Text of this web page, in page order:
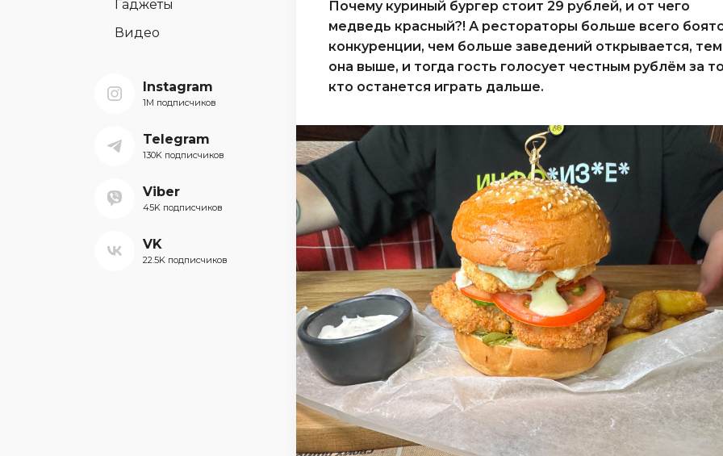
Гаджеты
Видео
Instagram
1M подписчиков
Telegram
130K подписчиков
Viber
45K подписчиков
VK
22.5K подписчиков
Почему куриный бургер стоит 29 рублей, и от чего
медведь красный?! А рестораторы больше всего
конкуренции, чем больше заведений открывается, тем
она выше, и тогда гость голосует честным рублём за
кто останется играть дальше.